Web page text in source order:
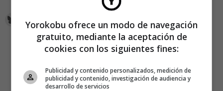
Yorokobu ofrece un modo de navegación
gratuito, mediante la aceptación de
cookies con los siguientes fines:
Publicidad y contenido personalizados, medición de
publicidad y contenido, investigación de audiencia y
desarrollo de servicios